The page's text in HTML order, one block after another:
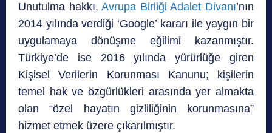
Unutulma hakkı,Avrupa Birliği Adalet Divanı’nın
2014 yılında verdiği ‘Google’ kararı ile yaygın bir
uygulamaya dönüşme eğilimi kazanmıştır.
Türkiye’de ise 2016 yılında yürürlüğe giren
Kişisel Verilerin Korunması Kanunu; kişilerin
temel hak ve özgürlükleri arasında yer almakta
olan “özel hayatın gizliliğinin korunmasına”
hizmet etmek üzere çıkarılmıştır.